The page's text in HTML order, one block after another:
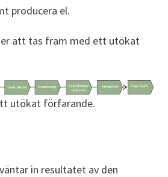
producera el.
att tas fram med ett utökat
utökat förfarande.
in resultatet av den